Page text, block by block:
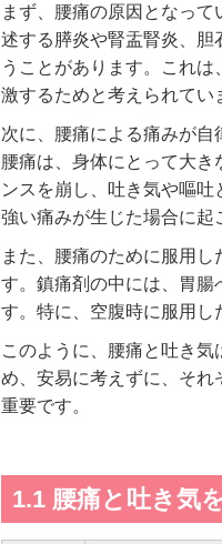
まず、腰痛の原因となっ
述する膵炎や腎盂腎炎、
うことがあります。これ
激するためと考えられてい
次に、腰痛による痛みが
腰痛は、身体にとって大
ンスを崩し、吐き気や嘔
強い痛みが生じた場合に起
また、腰痛のために服用
す。鎮痛剤の中には、胃腸
す。特に、空腹時に服用し
このように、腰痛と吐き
め、安易に考えずに、そ
重要です。
1.1 腰痛と吐き気